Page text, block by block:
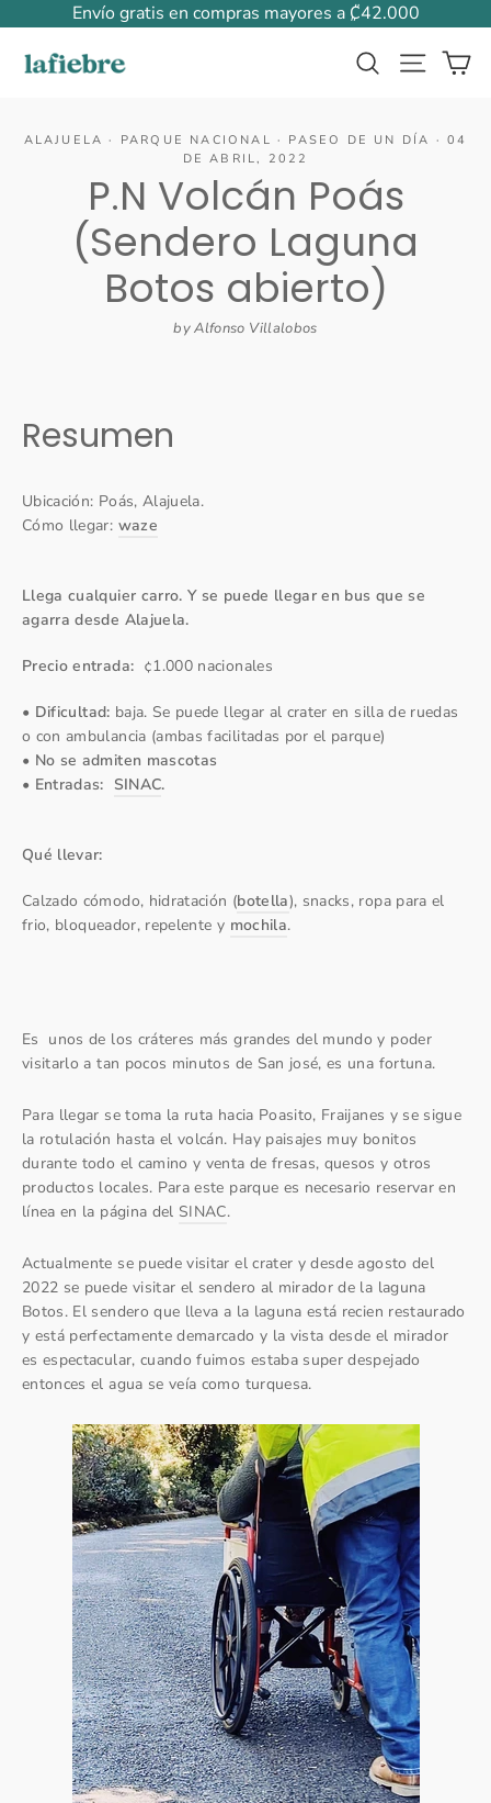
directamente
Envío gratis en compras mayores a ₡42.000
Buscar
ALAJUELA · PARQUE NACIONAL · PASEO DE UN DÍA ·04
DE ABRIL, 2022
P.N Volcán Poás
(Sendero Laguna
Botos abierto)
by Alfonso Villalobos
Resumen
Ubicación: Poás, Alajuela.
Cómo llegar: waze
Llega cualquier carro. Y se puede llegar en bus que se
agarra desde Alajuela.
Precio entrada: ¢1.000 nacionales
• Dificultad: baja. Se puede llegar al crater en silla de ruedas
o con ambulancia (ambas facilitadas por el parque)
• No se admiten mascotas
• Entradas: SINAC.
Qué llevar:
Calzado cómodo, hidratación (botella), snacks, ropa para el
frio, bloqueador, repelente y mochila.
Es unos de los cráteres más grandes del mundo y poder
visitarlo a tan pocos minutos de San josé, es una fortuna.
Para llegar se toma la ruta hacia Poasito, Fraijanes y se sigue
la rotulación hasta el volcán. Hay paisajes muy bonitos
durante todo el camino y venta de fresas, quesos y otros
productos locales. Para este parque es necesario reservar en
línea en la página del SINAC.
Actualmente se puede visitar el crater y desde agosto del
2022 se puede visitar el sendero al mirador de la laguna
Botos. El sendero que lleva a la laguna está recien restaurado
y está perfectamente demarcado y la vista desde el mirador
es espectacular, cuando fuimos estaba super despejado
entonces el agua se veía como turquesa.